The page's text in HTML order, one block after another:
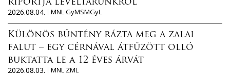
riportja levéltárunkról
2026.08.04.
MNL GyMSMGyL
Különös bűntény rázta meg a zalai
falut – egy cérnával átfűzött olló
buktatta le a 12 éves árvát
2026.08.03.
MNL ZML